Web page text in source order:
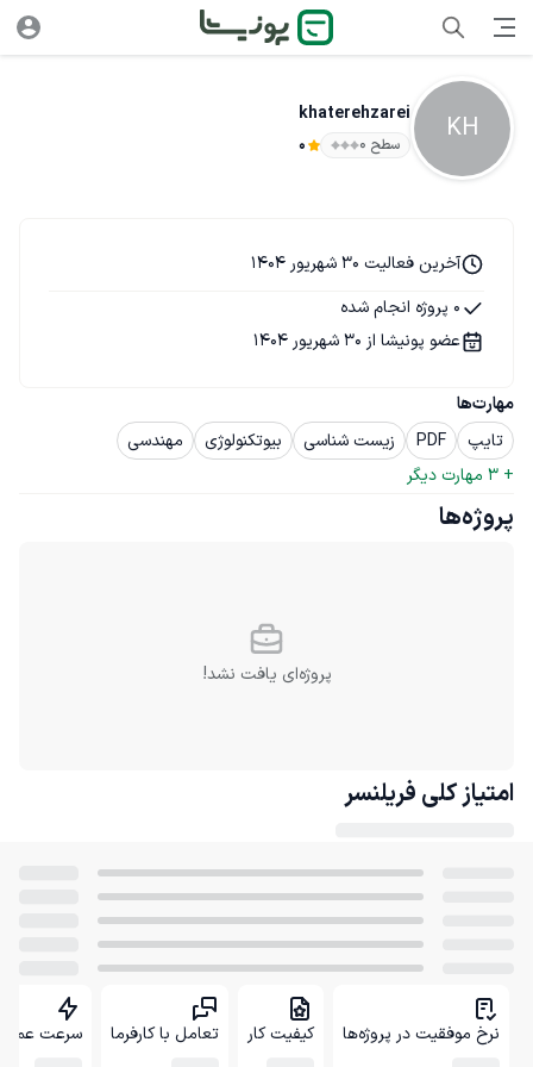
KH
khaterehzarei
سطح ۰ 0
مهارت‌ها
تایپ
PDF زیست شناسی بیوتکنولوژی
مهندسی
+
3 مهارت دیگر
آخرین فعالیت 30 شهریور 1404
0 پروژه انجام شده
عضو پونیشا از 30 شهریور 1404
پروژه‌ها
پروژه‌ای یافت نشد!
امتیاز کلی فریلنسر
نرخ موفقیت در پروژه‌ها کیفیت کار تعامل با کارفرما سرعت عمل